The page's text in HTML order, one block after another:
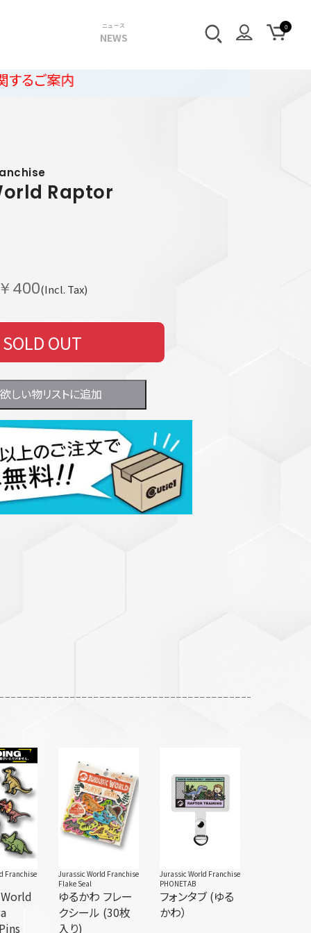
ニュース
NEWS
Raptor
400(Incl. Tax)
SOLD OUT
欲しい物リストに追加
Franchise
Jurassic World Franchise
Flake Seal
ゆるかわ フレー
クシール (30枚
入り)
Jurassic World Franchise
PHONETAB
フォンタブ (ゆる
かわ）